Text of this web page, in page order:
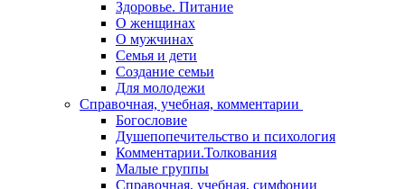
Здоровье. Питание
О женщинах
О мужчинах
Семья и дети
Создание семьи
Для молодежи
Справочная, учебная, комментарии
Богословие
Душепопечительство и психология
Комментарии.Толкования
Малые группы
Справочная, учебная, симфонии